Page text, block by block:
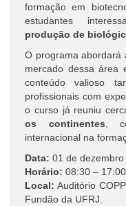
formação em
estudantes
produção de
O programa abordará
mercado dessa área
conteúdo valioso
profissionais com
o curso já reuniu
os continentes ,
internacional na
Data: 01 de
Horário: 08:30 – 17:00
Local: Auditório
Fundão da UFRJ.